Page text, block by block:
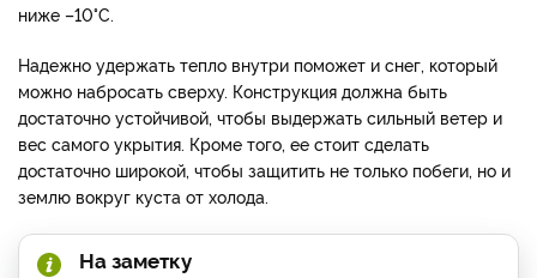
ниже –10°С.
Надежно удержать тепло внутри поможет и снег, который
можно набросать сверху. Конструкция должна быть
достаточно устойчивой, чтобы выдержать сильный ветер и
вес самого укрытия. Кроме того, ее стоит сделать
достаточно широкой, чтобы защитить не только побеги, но и
землю вокруг куста от холода.
На заметку